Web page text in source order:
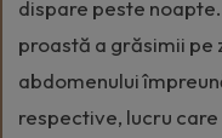
dispare peste
proastă a grăsimii pe
abdomenului
respective, lucru